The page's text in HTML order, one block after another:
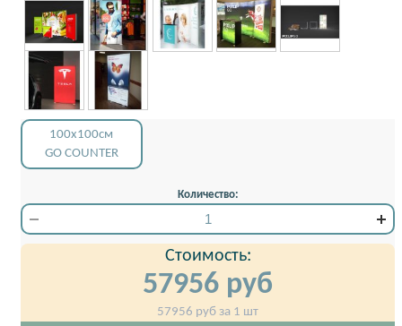
100x100см
GO COUNTER
Количество:
Стоимость:
57956 руб
57956 руб за 1 шт